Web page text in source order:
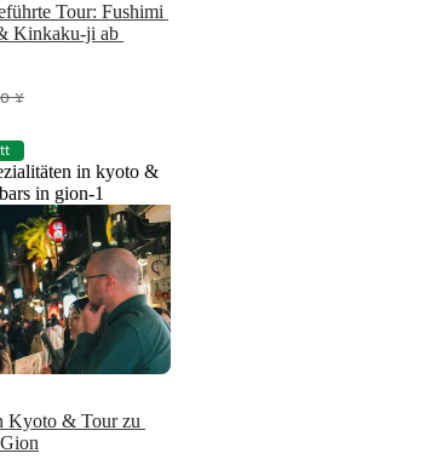
Tour: Fushimi
Kinkaku-ji ab
¥
in kyoto &
in gion-1
Kyoto & Tour zu